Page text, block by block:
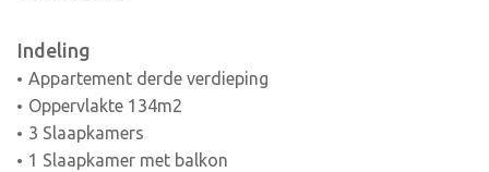
Indeling
Appartement derde verdieping
Oppervlakte 134m2
3 Slaapkamers
1 Slaapkamer met balkon